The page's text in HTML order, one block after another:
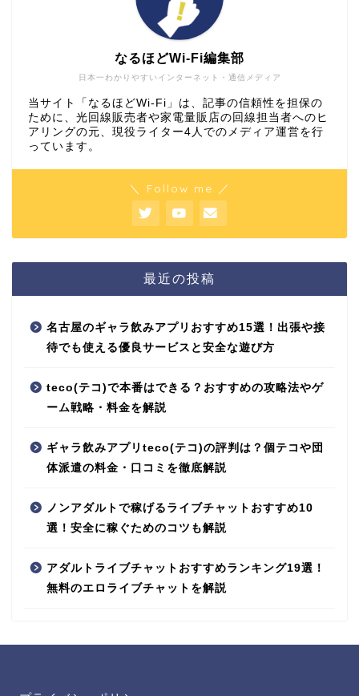
日本一わかりやすいインターネット・通信メディア
なるほどWi-Fi編集部
当サイト「なるほどWi-Fi」は、記事の信頼性を担保の
ために、光回線販売者や家電量販店の回線担当者へのヒ
アリングの元、現役ライター4人でのメディア運営を行
っています。
＼ Follow me ／
最近の投稿
名古屋のギャラ飲みアプリおすすめ15選！出張や接
待でも使える優良サービスと安全な遊び方
teco(テコ)で本番はできる？おすすめの攻略法やゲ
ーム戦略・料金を解説
ギャラ飲みアプリteco(テコ)の評判は？個テコや団
体派遣の料金・口コミを徹底解説
ノンアダルトで稼げるライブチャットおすすめ10
選！安全に稼ぐためのコツも解説
アダルトライブチャットおすすめランキング19選！
無料のエロライブチャットを解説